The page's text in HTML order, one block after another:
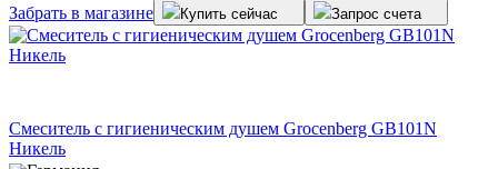
Забрать в магазине Купить сейчас Запрос счета
Смеситель с гигиеническим душем Grocenberg GB101N
Никель